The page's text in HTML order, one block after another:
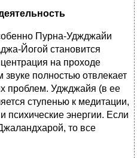
Пурна-Уджджайи
Йогой становится
на проходе
полностью отвлекает
проблем. Уджджайя (в ее
ступенью к медитации,
психические энергии. Если
то все